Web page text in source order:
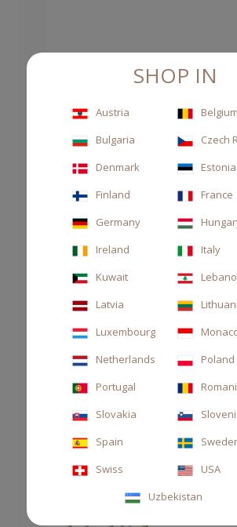
STORIAE 100ML
122,00 CHF
SHOP IN
Austria
Belgium
Bulgaria
Czech
Denmark
Estonia
Finland
France
Germany
Ireland
Italy
Kuwait
Latvia
Luxembourg
Netherlands
Poland
Portugal
Slovakia
Spain
Swiss
USA
Uzbekistan